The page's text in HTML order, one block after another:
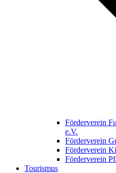
Förderverein
e.V.
Förderverein
Förderverein
Förderverein
Tourismus